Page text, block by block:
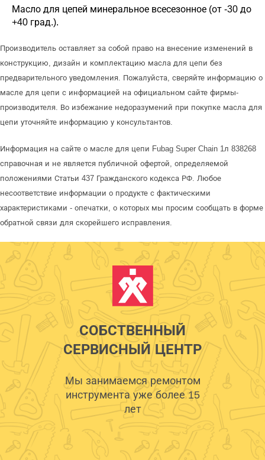
Масло для цепей минеральное всесезонное (от -30 до
+40 град.).
Производитель оставляет за собой право на внесение изменений в
конструкцию, дизайн и комплектацию масла для цепи без
предварительного уведомления. Пожалуйста, сверяйте информацию о
масле для цепи с информацией на официальном сайте фирмы-
производителя. Во избежание недоразумений при покупке масла для
цепи уточняйте информацию у консультантов.
Информация на сайте о масле для цепи Fubag Super Chain 1л 838268
справочная и не является публичной офертой, определяемой
положениями Статьи 437 Гражданского кодекса РФ. Любое
несоответствие информации о продукте с фактическими
характеристиками - опечатки, о которых мы просим сообщать в форме
обратной связи для скорейшего исправления.
СОБСТВЕННЫЙ
СЕРВИСНЫЙ ЦЕНТР
Мы занимаемся ремонтом
инструмента уже более 15
лет